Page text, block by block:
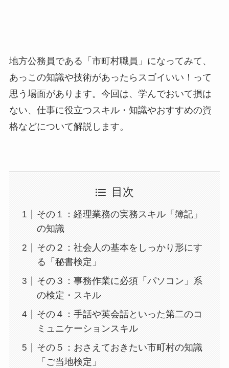
地方公務員である「市町村職員」になってみて、
あっこの知識や技術があったらスゴイいい！って
思う場面があります。今回は、学んでおいて損は
ない、仕事に役立つスキル・知識やおすすめの資
格などについて解説します。
目次
その１：経理業務の実務スキル「簿記」
の知識
その２：社会人の基本をしっかり形にす
る「秘書検定」
その３：事務作業に必須「パソコン」系
の検定・スキル
その４：手話や英会話といった第二のコ
ミュニケーションスキル
その５：おさえておきたい市町村の知識
「ご当地検定」